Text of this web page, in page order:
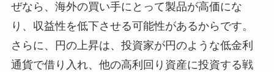
ぜなら、海外の買い手にとって製品が高価にな
り、収益性を低下させる可能性があるからです。
さらに、円の上昇は、投資家が円のような低金利
通貨で借り入れ、他の高利回り資産に投資する戦